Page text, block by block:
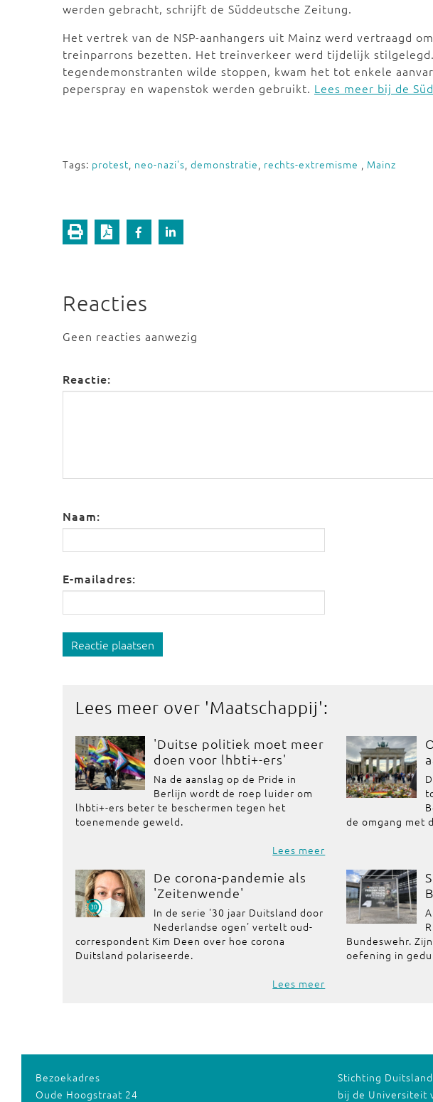
werden gebracht, schrijft de Süddeutsche Zeitung.
Het vertrek van de NSP-aanhangers uit Mainz werd vertraagd
treinparrons bezetten. Het treinverkeer werd tijdelijk
tegendemonstranten wilde stoppen, kwam het tot enkele
peperspray en wapenstok werden gebruikt. Lees meer bij de
Tags: protest, neo-nazi's, demonstratie, rechts-extremisme , Mainz
Reacties
Geen reacties aanwezig
Reactie:
Naam:
E-mailadres:
Reactie plaatsen
Lees meer over 'Maatschappij':
'Duitse politiek moet meer
doen voor lhbti+-ers'
Na de aanslag op de Pride in
Berlijn wordt de roep luider om
lhbti+-ers beter te beschermen tegen het
toenemende geweld.
Lees meer
de omgang met
De corona-pandemie als
'Zeitenwende'
In de serie '30 jaar Duitsland door
Nederlandse ogen' vertelt oud-
correspondent Kim Deen over hoe corona
Duitsland polariseerde.
Lees meer
Bundeswehr.
oefening in
Bezoekadres
Oude Hoogstraat 24
Stichting
bij de Universiteit